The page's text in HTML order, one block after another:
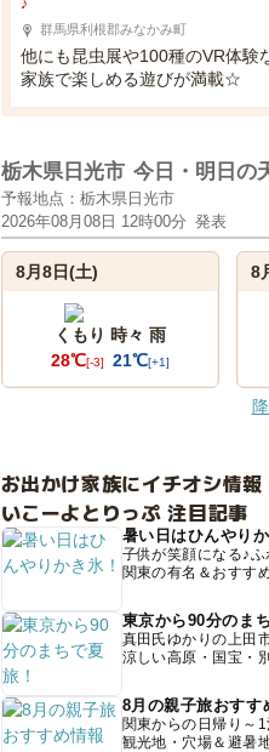
♪
群馬県利根郡みなかみ町
他にも昆虫展や100種のVR体験
家族で楽しめる遊びが満載☆
栃木県日光市 今日・明日の
予報地点：栃木県日光市
2026年08月08日 12時00分 発表
8月8日(土)
くもり 時々 雨
28℃[-3] 21℃[+1]
8
お出かけ家族にイチオシ情報
いこーよとりっぷ 注目記事
暑い日はひんやりか
子供が笑顔になる♪
関東の有名＆おすす
東京から90分のま
真田氏ゆかりの上田
涼しい高原・国宝・
8月の親子旅おすす
関東からの日帰り～
観光地・穴場＆避暑